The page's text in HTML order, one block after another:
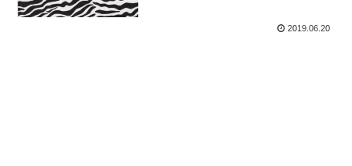
2019.06.20